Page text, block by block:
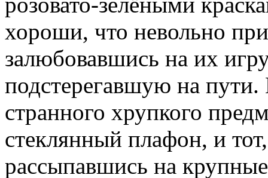
хороши, что невольно
залюбовавшись на их
подстерегавшую на пути.
странного хрупкого
стеклянный плафон, и
рассыпавшись на